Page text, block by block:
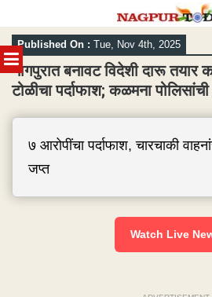
MENU
Skip
to
content
Published On : Tue, Nov 4th, 2025
नागपुरात बनावट विदेशी दारू तयार
टोळीचा पर्दाफाश; कळमना पोलिसांची
७ आरोपींचा पर्दाफाश, चारचाकी
जप्त
Watch Live